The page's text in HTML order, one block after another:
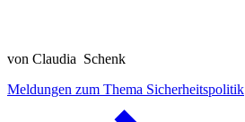
von Claudia Schenk
Meldungen zum Thema Sicherheitspolitik